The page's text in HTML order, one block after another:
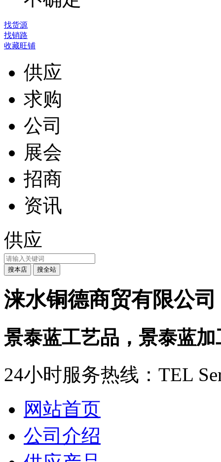
找货源
找销路
收藏旺铺
供应
求购
公司
展会
招商
资讯
供应
涞水铜德商贸有限公司
景泰蓝工艺品，景泰蓝
24小时服务热线： TEL
网站首页
公司介绍